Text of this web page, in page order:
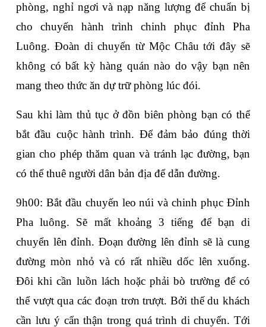
phòng, nghỉ ngơi và nạp năng lượng để chuẩn bị
cho chuyến hành trình chinh phục đỉnh Pha
Luông. Đoàn di chuyển từ Mộc Châu tới đây sẽ
không có bất kỳ hàng quán nào do vậy bạn nên
mang theo thức ăn dự trữ phòng lúc đói.
Sau khi làm thủ tục ở đồn biên phòng bạn có thể
bắt đầu cuộc hành trình. Để đảm bảo đúng thời
gian cho phép thăm quan và tránh lạc đường, bạn
có thể thuê người dân bản địa để dẫn đường.
9h00: Bắt đầu chuyến leo núi và chinh phục Đỉnh
Pha luông. Sẽ mất khoảng 3 tiếng để bạn di
chuyển lên đỉnh. Đoạn đường lên đỉnh sẽ là cung
đường mòn nhỏ và có rất nhiều dốc lên xuống.
Đôi khi cần luồn lách hoặc phải bò trường để có
thể vượt qua các đoạn trơn trượt. Bởi thế du khách
cần lưu ý cẩn thận trong quá trình di chuyển. Tới